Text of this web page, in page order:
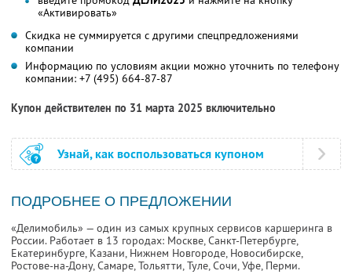
«Активировать»
Скидка не суммируется с другими спецпредложениями
компании
Информацию по условиям акции можно уточнить по телефону
компании: +7 (495) 664-87-87
Купон действителен по 31 марта 2025 включительно
Узнай, как воспользоваться купоном
ПОДРОБНЕЕ О ПРЕДЛОЖЕНИИ
«Делимобиль» — один из самых крупных сервисов каршеринга в
России. Работает в 13 городах: Москве, Санкт-Петербурге,
Екатеринбурге, Казани, Нижнем Новгороде, Новосибирске,
Ростове-на-Дону, Самаре, Тольятти, Туле, Сочи, Уфе, Перми.